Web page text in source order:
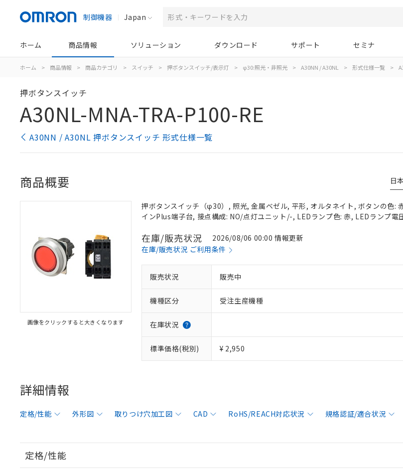
制御機器 Japan
ホーム 商品情報 ソリューション ダウンロード サポート セミナ
ホーム > 商品情報 > 商品カテゴリ > スイッチ > 押ボタンスイッチ/表示灯 > φ30:照光・非照光 > A30NN / A30NL > 形式仕様一覧 >
押ボタンスイッチ
A30NL-MNA-TRA-P100-RE
A30NN / A30NL 押ボタンスイッチ 形式仕様一覧
日
商品概要
画像をクリックすると大きくなります
押ボタンスイッチ（φ30）, 照光, 金属ベゼル, 平形, オルタネイト, ボタンの色:
インPlus端子台, 接点構成: NO/点灯ユニット/-, LEDランプ色: 赤, LEDランプ
在庫/販売状況
2026/08/06 00:00 情報更新
在庫/販売状況 ご利用条件
販売状況 販売中
機種区分 受注生産機種
在庫状況
標準価格(税別) ¥ 2,950
詳細情報
定格/性能 外形図 取りつけ穴加工図 CAD RoHS/REACH対応状況 規格認証/適合状況
定格/性能